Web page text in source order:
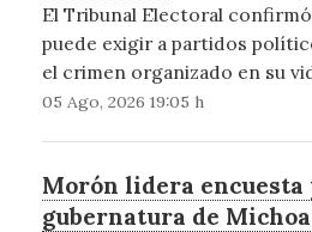
El Tribunal Electoral
puede exigir a partidos
el crimen organizado en su
05 Ago, 2026 19:05 h
Morón lidera encuesta
gubernatura de